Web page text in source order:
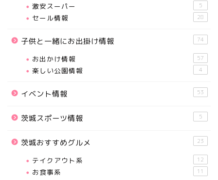
激安スーパー 5
セール情報 28
子供と一緒にお出掛け情報 74
お出かけ情報 57
楽しい公園情報 4
イベント情報 53
茨城スポーツ情報 5
茨城おすすめグルメ 23
テイクアウト系 12
お食事系 11